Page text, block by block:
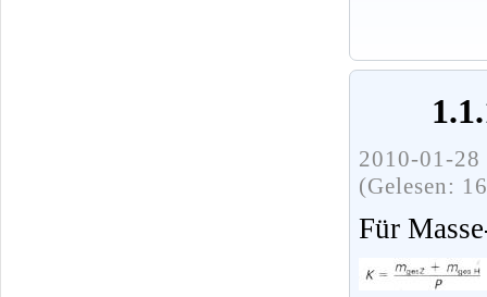
2010-01-
(Gelesen:
Für